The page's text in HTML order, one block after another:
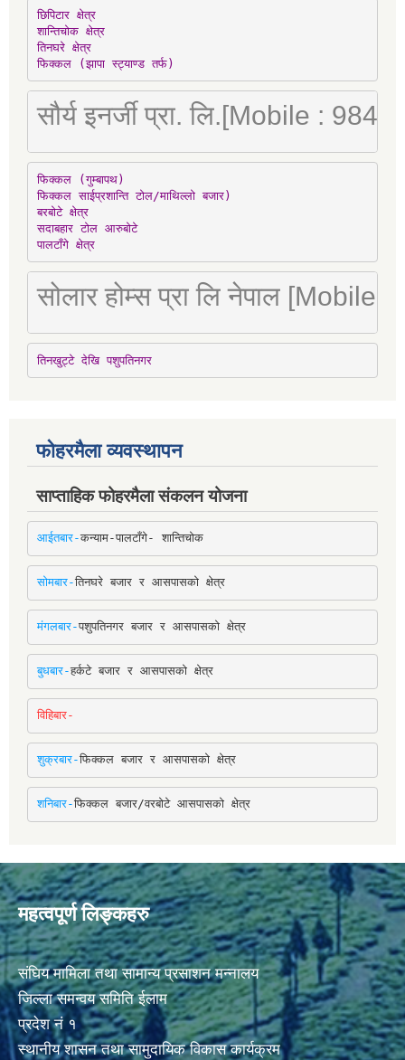
छिपिटार क्षेत्र
शान्तिचोक क्षेत्र
तिनघरे क्षेत्र
फिक्कल (झापा स्ट्याण्ड तर्फ)
सौर्य इनर्जी प्रा. लि.[Mobile :
फिक्कल (गुम्बापथ)
फिक्कल साईप्रशान्ति टोल/माथिल्लो बजार)
बरबोटे क्षेत्र
सदाबहार टोल आरुबोटे
पालटाँगे क्षेत्र
सोलार होम्स प्रा लि नेपाल [Mobile
तिनखुट्टे देखि पशुपतिनगर
फोहरमैला व्यवस्थापन
साप्ताहिक फोहरमैला संकलन योजना
आईतबार-कन्याम-पालटाँगे- शान्तिचोक
सोमबार-तिनघरे बजार र आसपासको क्षेत्र
मंगलबार-पशुपतिनगर बजार र आसपासको क्षेत्र
बुधबार-हर्कटे बजार र आसपासको क्षेत्र
विहिबार-
शुक्रबार-फिक्कल बजार र आसपासको क्षेत्र
शनिबार-फिक्कल बजार/वरबोटे आसपासको क्षेत्र
महत्वपूर्ण लिङ्कहरु
संघिय मामिला तथा सामान्य प्रसाशन मन्नालय
जिल्ला समन्वय समिति ईलाम
प्रदेश नं १
स्थानीय शासन तथा सामुदायिक विकास कार्यक्रम